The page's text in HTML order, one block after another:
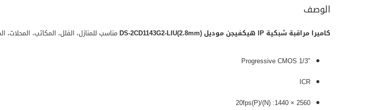
الوصف
كاميرا مراقبة شبكية IP هيكفيجن موديل DS-2CD1143G2-LIU(2.8mm) مناسب للمنازل، الفلل، المكاتب،
1/3″ Progressive CMOS
ICR
2560 × 1440: 20fps(P)/(N)